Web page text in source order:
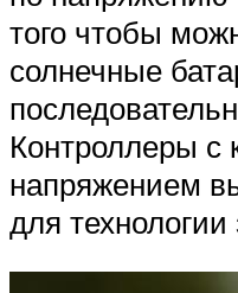
того чтобы
солнечные
Контроллеры с
напряжением
для